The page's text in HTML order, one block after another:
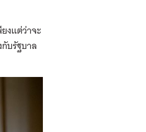
งแต่ว่าจะ
บรัฐบาล